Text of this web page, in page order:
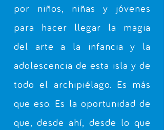
por niños, niñas y jóvenes
para hacer llegar la magia
del arte a la infancia y la
adolescencia de esta isla y de
todo el archipiélago. Es más
que eso. Es la oportunidad de
que, desde ahí, desde lo que